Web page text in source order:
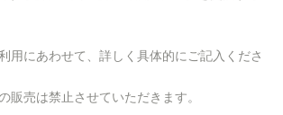
用にあわせて、詳しく具体的にご記入くださ
販売は禁止させていただきます。